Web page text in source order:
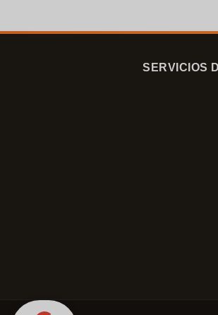
SERVICIOS